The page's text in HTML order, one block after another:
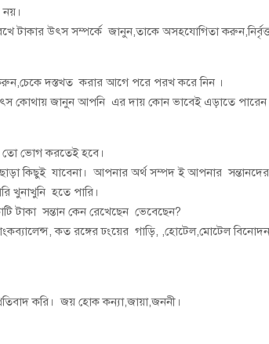
নয়।
টাকার উৎস সম্পর্কে জানুন,তাকে অসহযোগিতা
দস্তখত করার আগে পরে পরখ করে নিন ।
কোথায় জানুন আপনি এর দায় কোন ভাবেই এড়াতে পারেন
তো ভোগ করতেই হবে।
কিছুই যাবেনা। আপনার অর্থ সম্পদ ই আপনার সন্তানদের
খুনাখুনি হতে পারি।
সন্তান কেন রেখেছেন ভেবেছেন?
কত রঙ্গের ঢংয়ের গাড়ি, ,হোটেল,মোটেল
করি। জয় হোক কন্যা,জায়া,জননী।